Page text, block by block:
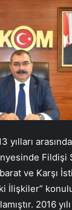
yılları
Fildişi
ve Karşı
İlişkiler”
2016